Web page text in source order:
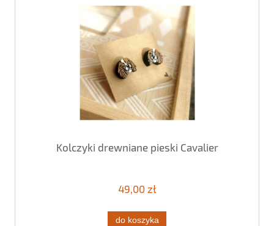
Kolczyki drewniane pieski Cavalier
49,00 zł
do koszyka